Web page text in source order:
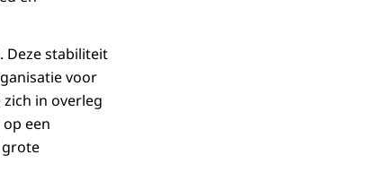
Deze stabiliteit
voor
in overleg
een
grote